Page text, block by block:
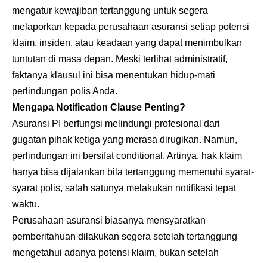
mengatur kewajiban tertanggung untuk segera
melaporkan kepada perusahaan asuransi setiap potensi
klaim, insiden, atau keadaan yang dapat menimbulkan
tuntutan di masa depan. Meski terlihat administratif,
faktanya klausul ini bisa menentukan hidup-mati
perlindungan polis Anda.
Mengapa Notification Clause Penting?
Asuransi PI berfungsi melindungi profesional dari
gugatan pihak ketiga yang merasa dirugikan. Namun,
perlindungan ini bersifat conditional. Artinya, hak klaim
hanya bisa dijalankan bila tertanggung memenuhi syarat-
syarat polis, salah satunya melakukan notifikasi tepat
waktu.
Perusahaan asuransi biasanya mensyaratkan
pemberitahuan dilakukan segera setelah tertanggung
mengetahui adanya potensi klaim, bukan setelah